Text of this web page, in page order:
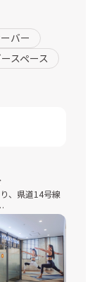
バー
スペース
、県道14号線
停・稲沢市コ
ぐ